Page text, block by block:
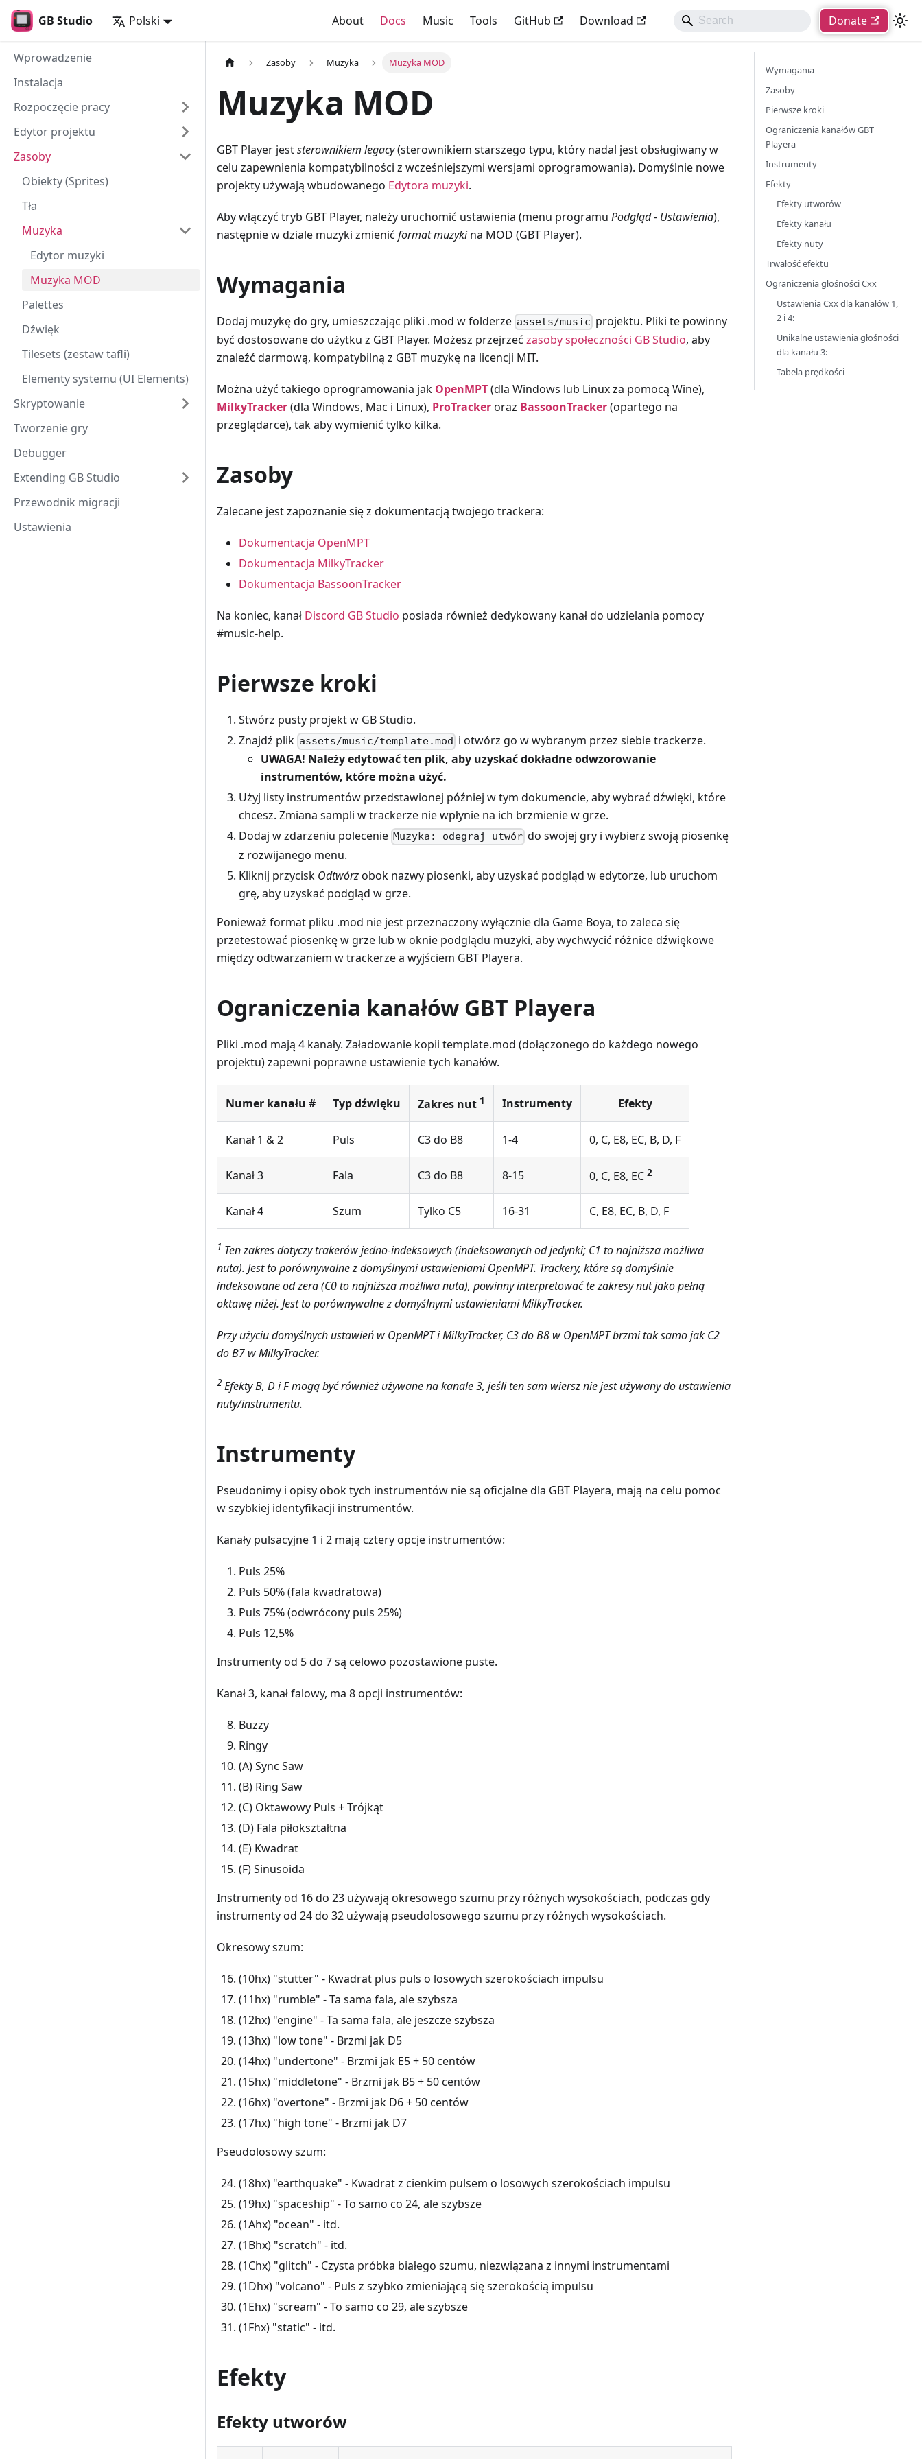
GB Studio Polski About Docs Music Tools GitHub Download Donate
Wprowadzenie
Instalacja
Rozpoczęcie pracy
Edytor projektu
Zasoby
Obiekty (Sprites)
Tła
Muzyka
Edytor muzyki
Muzyka MOD
Palettes
Dźwięk
Tilesets (zestaw tafli)
Elementy systemu (UI Elements)
Skryptowanie
Tworzenie gry
Debugger
Extending GB Studio
Przewodnik migracji
Ustawienia
Zasoby Muzyka Muzyka MOD
Muzyka MOD
GBT Player jeststerownikiem legacy(sterownikiem starszego typu, który nadal jest obsługiwany w
celu zapewnienia kompatybilności z wcześniejszymi wersjami oprogramowania). Domyślnie nowe
projekty używają wbudowanego Edytora muzyki.
Aby włączyć tryb GBT Player, należy uruchomić ustawienia (menu programu Podgląd - Ustawienia),
następnie w dziale muzyki zmienić format muzykina MOD (GBT Player).
Wymagania
Dodaj muzykę do gry, umieszczając pliki .mod w folderze assets/music projektu. Pliki te powinny
być dostosowane do użytku z GBT Player. Możesz przejrzeć zasoby społeczności GB Studio, aby
znaleźć darmową, kompatybilną z GBT muzykę na licencji MIT.
Można użyć takiego oprogramowania jak OpenMPT(dla Windows lub Linux za pomocą Wine),
MilkyTracker(dla Windows, Mac i Linux), ProTrackeroraz BassoonTracker(opartego na
przeglądarce), tak aby wymienić tylko kilka.
Zasoby
Zalecane jest zapoznanie się z dokumentacją twojego trackera:
Dokumentacja OpenMPT
Dokumentacja MilkyTracker
Dokumentacja BassoonTracker
Na koniec, kanał Discord GB Studio posiada również dedykowany kanał do udzielania pomocy
#music-help.
Pierwsze kroki
Stwórz pusty projekt w GB Studio.
Znajdź plik assets/music/template.mod i otwórz go w wybranym przez siebie trackerze.
UWAGA! Należy edytować ten plik, aby uzyskać dokładne odwzorowanie
instrumentów, które można użyć.
Użyj listy instrumentów przedstawionej później w tym dokumencie, aby wybrać dźwięki, które
chcesz. Zmiana sampli w trackerze nie wpłynie na ich brzmienie w grze.
Dodaj w zdarzeniu polecenie Muzyka: odegraj utwór do swojej gry i wybierz swoją piosenkę
z rozwijanego menu.
Kliknij przycisk Odtwórzobok nazwy piosenki, aby uzyskać podgląd w edytorze, lub uruchom
grę, aby uzyskać podgląd w grze.
Ponieważ format pliku .mod nie jest przeznaczony wyłącznie dla Game Boya, to zaleca się
przetestować piosenkę w grze lub w oknie podglądu muzyki, aby wychwycić różnice dźwiękowe
między odtwarzaniem w trackerze a wyjściem GBT Playera.
Ograniczenia kanałów GBT Playera
Pliki .mod mają 4 kanały. Załadowanie kopii template.mod (dołączonego do każdego nowego
projektu) zapewni poprawne ustawienie tych kanałów.
Numer kanału # Typ dźwięku Zakres nut 1 Instrumenty Efekty
Kanał 1 & 2 Puls C3 do B8 1-4 0, C, E8, EC, B, D, F
Kanał 3 Fala C3 do B8 8-15 0, C, E8, EC 2
Kanał 4 Szum Tylko C5 16-31 C, E8, EC, B, D, F
1 Ten zakres dotyczy trakerów jedno-indeksowych (indeksowanych od jedynki; C1 to najniższa możliwa
nuta). Jest to porównywalne z domyślnymi ustawieniami OpenMPT. Trackery, które są domyślnie
indeksowane od zera (C0 to najniższa możliwa nuta), powinny interpretować te zakresy nut jako pełną
oktawę niżej. Jest to porównywalne z domyślnymi ustawieniami MilkyTracker.
Przy użyciu domyślnych ustawień w OpenMPT i MilkyTracker, C3 do B8 w OpenMPT brzmi tak samo jak C2
do B7 w MilkyTracker.
2 Efekty B, D i F mogą być również używane na kanale 3, jeśli ten sam wiersz nie jest używany do ustawienia
nuty/instrumentu.
Instrumenty
Pseudonimy i opisy obok tych instrumentów nie są oficjalne dla GBT Playera, mają na celu pomoc
w szybkiej identyfikacji instrumentów.
Kanały pulsacyjne 1 i 2 mają cztery opcje instrumentów:
Puls 25%
Puls 50% (fala kwadratowa)
Puls 75% (odwrócony puls 25%)
Puls 12,5%
Instrumenty od 5 do 7 są celowo pozostawione puste.
Kanał 3, kanał falowy, ma 8 opcji instrumentów:
Buzzy
Ringy
(A) Sync Saw
(B) Ring Saw
(C) Oktawowy Puls + Trójkąt
(D) Fala piłokształtna
(E) Kwadrat
(F) Sinusoida
Instrumenty od 16 do 23 używają okresowego szumu przy różnych wysokościach, podczas gdy
instrumenty od 24 do 32 używają pseudolosowego szumu przy różnych wysokościach.
Okresowy szum:
(10hx) "stutter" - Kwadrat plus puls o losowych szerokościach impulsu
(11hx) "rumble" - Ta sama fala, ale szybsza
(12hx) "engine" - Ta sama fala, ale jeszcze szybsza
(13hx) "low tone" - Brzmi jak D5
(14hx) "undertone" - Brzmi jak E5 + 50 centów
(15hx) "middletone" - Brzmi jak B5 + 50 centów
(16hx) "overtone" - Brzmi jak D6 + 50 centów
(17hx) "high tone" - Brzmi jak D7
Pseudolosowy szum:
(18hx) "earthquake" - Kwadrat z cienkim pulsem o losowych szerokościach impulsu
(19hx) "spaceship" - To samo co 24, ale szybsze
(1Ahx) "ocean" - itd.
(1Bhx) "scratch" - itd.
(1Chx) "glitch" - Czysta próbka białego szumu, niezwiązana z innymi instrumentami
(1Dhx) "volcano" - Puls z szybko zmieniającą się szerokością impulsu
(1Ehx) "scream" - To samo co 29, ale szybsze
(1Fhx) "static" - itd.
Efekty
Efekty utworów
Wymagania
Zasoby
Pierwsze kroki
Ograniczenia kanałów GBT
Playera
Instrumenty
Efekty
Efekty utworów
Efekty kanału
Efekty nuty
Trwałość efektu
Ograniczenia głośności Cxx
Ustawienia Cxx dla kanałów 1,
2 i 4:
Unikalne ustawienia głośności
dla kanału 3:
Tabela prędkości